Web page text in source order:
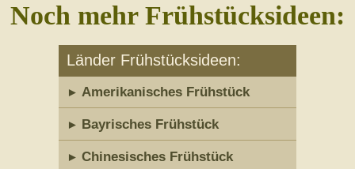
Noch mehr Frühstücksideen:
Länder Frühstücksideen:
Amerikanisches Frühstück
Bayrisches Frühstück
Chinesisches Frühstück